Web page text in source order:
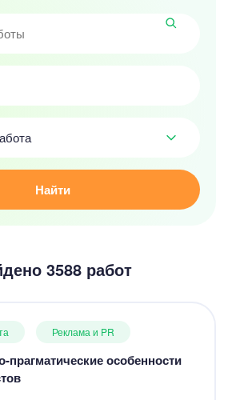
Найти
3588 работ
Реклама и PR
прагматические особенности